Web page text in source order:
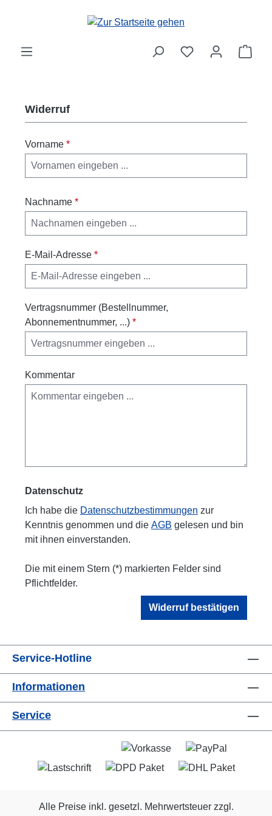
Zum Hauptinhalt springen
Widerruf
Vorname *
Nachname *
E-Mail-Adresse *
Vertragsnummer (Bestellnummer,
Abonnementnummer, ...) *
Kommentar
Datenschutz
Ich habe die Datenschutzbestimmungen zur
Kenntnis genommen und die AGB gelesen und bin
mit ihnen einverstanden.
Die mit einem Stern (*) markierten Felder sind
Pflichtfelder.
Widerruf bestätigen
Service-Hotline
Informationen
Service
Alle Preise inkl. gesetzl. Mehrwertsteuer zzgl.